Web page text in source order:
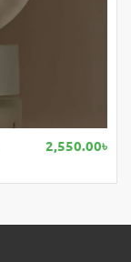
2,550.00৳